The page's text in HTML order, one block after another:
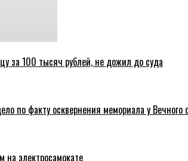
за 100 тысяч рублей, не дожил до суда
по факту осквернения мемориала у Вечного
на электросамокате